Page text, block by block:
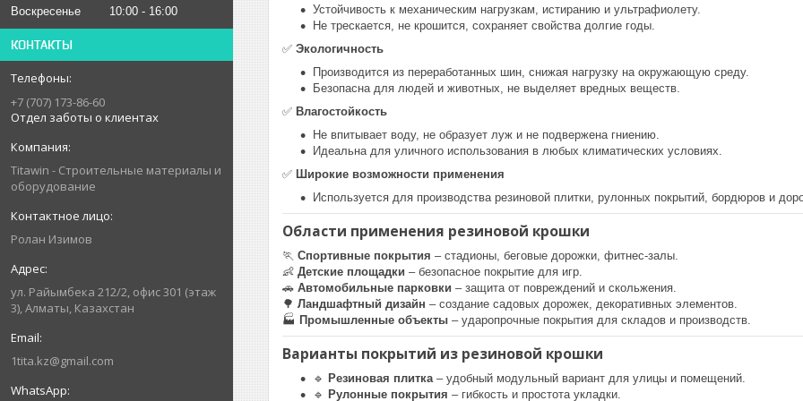
Воскресенье
10:00 16:00
КОНТАКТЫ
+7 (707) 173-86-60
Отдел заботы о клиентах
Titawin - Строительные материалы и
оборудование
Ролан Изимов
ул. Райымбека 212/2, офис 301 (этаж
3), Алматы, Казахстан
1tita.kz@gmail.com
Устойчивость к механическим нагрузкам, истиранию и ультрафиолету.
Не трескается, не крошится, сохраняет свойства долгие годы.
✅ Экологичность
Производится из переработанных шин, снижая нагрузку на окружающую среду.
Безопасна для людей и животных, не выделяет вредных веществ.
✅ Влагостойкость
Не впитывает воду, не образует луж и не подвержена гниению.
Идеальна для уличного использования в любых климатических условиях.
✅ Широкие возможности применения
Используется для производства резиновой плитки, рулонных покрытий, бордюров и
Области применения резиновой крошки
🏃 Спортивные покрытия – стадионы, беговые дорожки, фитнес-залы.
👶 Детские площадки – безопасное покрытие для игр.
🚗 Автомобильные парковки – защита от повреждений и скольжения.
🌳 Ландшафтный дизайн – создание садовых дорожек, декоративных элементов.
🏭 Промышленные объекты – ударопрочные покрытия для складов и производств.
Варианты покрытий из резиновой крошки
🔹 Резиновая плитка– удобный модульный вариант для улицы и помещений.
🔹 Рулонные покрытия – гибкость и простота укладки.